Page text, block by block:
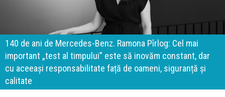
140 de ani de Mercedes-Benz. Ramona Pîrlog: Cel mai
important „test al timpului” este să inovăm constant, dar
cu aceeași responsabilitate față de oameni, siguranță și
calitate